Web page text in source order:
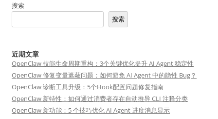
搜索
搜索
近期文章
OpenClaw 技能生命周期重构：3个关键优化提升 AI Agent 稳定性
OpenClaw 修复变量遮蔽问题：如何避免 AI Agent 中的隐性 Bug？
OpenClaw 诊断工具升级：5个Hook配置问题修复指南
OpenClaw 新特性：如何通过消费者存在自动推导 CLI 注释分类
OpenClaw 新功能：5 个技巧优化 AI Agent 进度消息显示